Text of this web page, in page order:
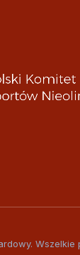
Wszelkie